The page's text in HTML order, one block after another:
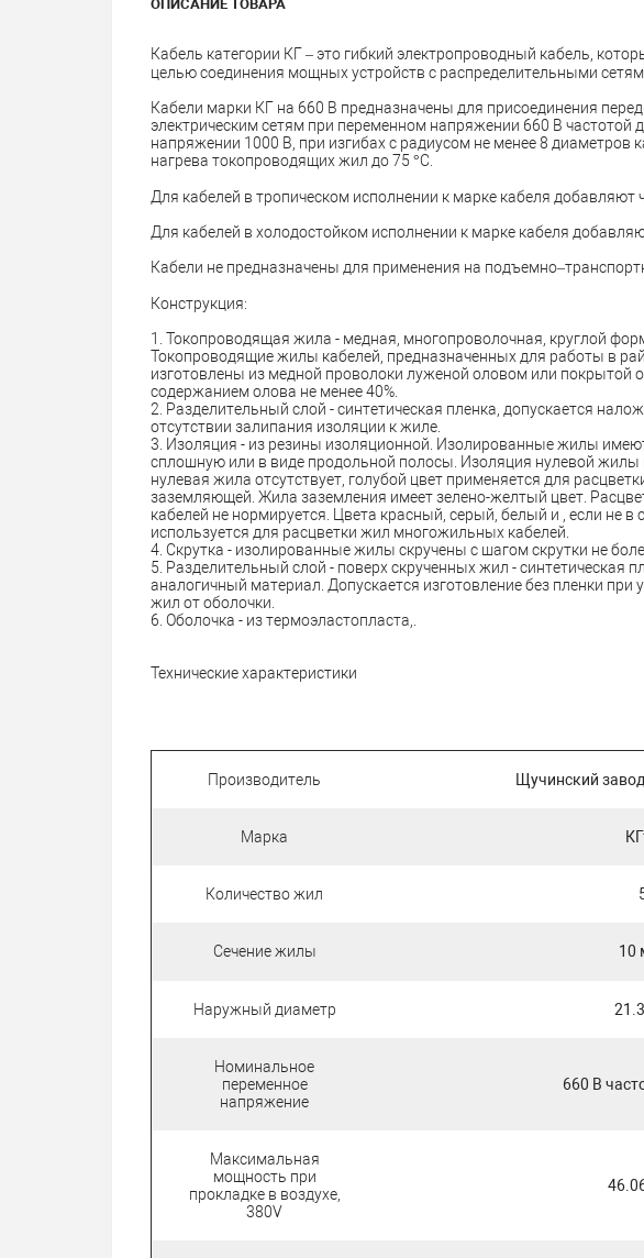
ОПИСАНИЕ ТОВАРА
Кабель категории КГ – это гибкий электропроводный кабель,
целью соединения мощных устройств с распределительными
Кабели марки КГ на 660 В предназначены для присоединения
электрическим сетям при переменном напряжении 660 В частотой
напряжении 1000 В, при изгибах с радиусом не менее 8 диаметров
нагрева токопроводящих жил до 75 °C.
Для кабелей в тропическом исполнении к марке кабеля добавляют
Для кабелей в холодостойком исполнении к марке кабеля
Кабели не предназначены для применения на
Конструкция:
1. Токопроводящая жила - медная, многопроволочная, круглой
Токопроводящие жилы кабелей, предназначенных для работы в
изготовлены из медной проволоки луженой оловом или покрытой
содержанием олова не менее 40%.
2. Разделительный слой - синтетическая пленка, допускается
отсутствии залипания изоляции к жиле.
3. Изоляция - из резины изоляционной. Изолированные жилы
сплошную или в виде продольной полосы. Изоляция нулевой жилы
нулевая жила отсутствует, голубой цвет применяется для
заземляющей. Жила заземления имеет зелено-желтый цвет.
кабелей не нормируется. Цвета красный, серый, белый и , если не
используется для расцветки жил многожильных кабелей.
4. Скрутка - изолированные жилы скручены с шагом скрутки не
5. Разделительный слой - поверх скрученных жил - синтетическая
аналогичный материал. Допускается изготовление без пленки
жил от оболочки.
6. Оболочка - из термоэластопласта,.
Технические характеристики
Производитель Щучинский
Марка
Количество жил
Сечение жилы 10
Наружный диаметр
Номинальное
переменное
напряжение
660 В
Максимальная
мощность при
прокладке в воздухе,
380V